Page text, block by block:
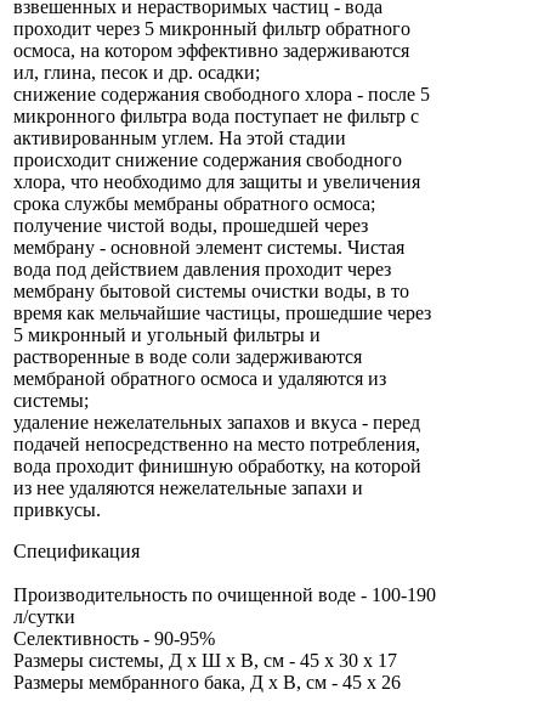
взвешенных и нерастворимых частиц - вода
проходит через 5 микронный фильтр обратного
осмоса, на котором эффективно задерживаются
ил, глина, песок и др. осадки;
снижение содержания свободного хлора - после 5
микронного фильтра вода поступает не фильтр с
активированным углем. На этой стадии
происходит снижение содержания свободного
хлора, что необходимо для защиты и увеличения
срока службы мембраны обратного осмоса;
получение чистой воды, прошедшей через
мембрану - основной элемент системы. Чистая
вода под действием давления проходит через
мембрану бытовой системы очистки воды, в то
время как мельчайшие частицы, прошедшие через
5 микронный и угольный фильтры и
растворенные в воде соли задерживаются
мембраной обратного осмоса и удаляются из
системы;
удаление нежелательных запахов и вкуса - перед
подачей непосредственно на место потребления,
вода проходит финишную обработку, на которой
из нее удаляются нежелательные запахи и
привкусы.
Спецификация
Производительность по очищенной воде - 100-190
л/сутки
Селективность - 90-95%
Размеры системы, Д х Ш х В, см - 45 х 30 х 17
Размеры мембранного бака, Д х В, см - 45 х 26